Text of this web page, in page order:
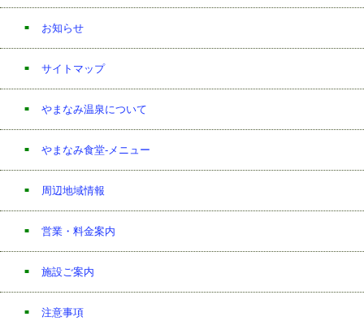
お知らせ
サイトマップ
やまなみ温泉について
やまなみ食堂-メニュー
周辺地域情報
営業・料金案内
施設ご案内
注意事項